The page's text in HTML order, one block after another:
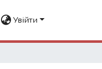
Увійти